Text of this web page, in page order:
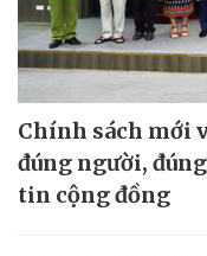
Chính sách mới
đúng người,
tin cộng đồng